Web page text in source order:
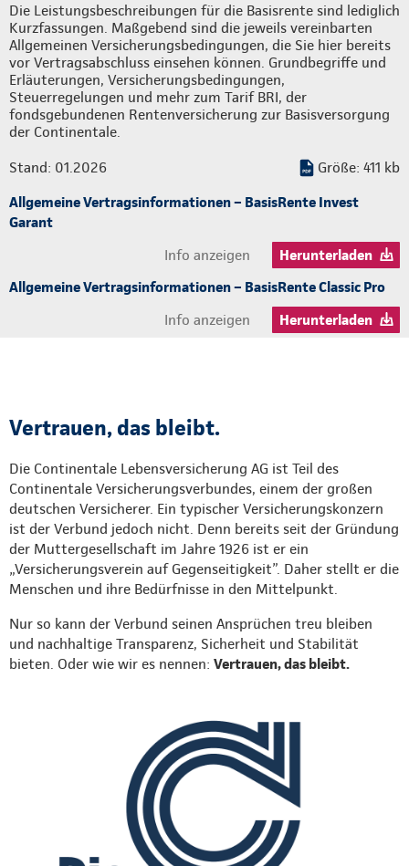
Die Leistungsbeschreibungen für die Basisrente sind lediglich
Kurzfassungen. Maßgebend sind die jeweils vereinbarten
Allgemeinen Versicherungsbedingungen, die Sie hier bereits
vor Vertragsabschluss einsehen können. Grundbegriffe und
Erläuterungen, Versicherungsbedingungen,
Steuerregelungen und mehr zum Tarif BRI, der
fondsgebundenen Rentenversicherung zur Basisversorgung
der Continentale.
Stand: 01.2026
Größe: 411 kb
Allgemeine Vertragsinformationen – BasisRente Invest
Garant
Info anzeigen
Herunterladen
Allgemeine Vertragsinformationen – BasisRente Classic Pro
Info anzeigen
Herunterladen
Vertrauen, das bleibt.
Die Continentale Lebensversicherung AG ist Teil des
Continentale Versicherungsverbundes, einem der großen
deutschen Versicherer. Ein typischer Versicherungskonzern
ist der Verbund jedoch nicht. Denn bereits seit der Gründung
der Muttergesellschaft im Jahre 1926 ist er ein
„Versicherungsverein auf Gegenseitigkeit”. Daher stellt er die
Menschen und ihre Bedürfnisse in den Mittelpunkt.
Nur so kann der Verbund seinen Ansprüchen treu bleiben
und nachhaltige Transparenz, Sicherheit und Stabilität
bieten. Oder wie wir es nennen: Vertrauen, das bleibt.